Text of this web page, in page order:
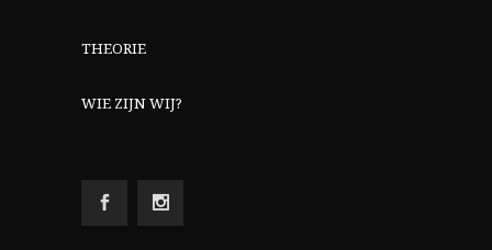
THEORIE
WIE ZIJN WIJ?